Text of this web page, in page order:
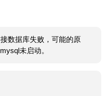
数据库失败，可能的原
未启动。